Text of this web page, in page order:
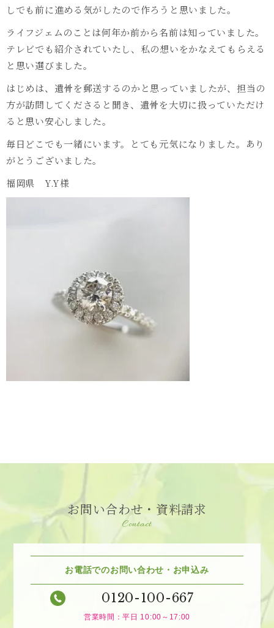
しでも前に進める気がしたので作ろうと思いました。
ライフジェムのことは何年か前から名前は知っていました。
テレビでも紹介されていたし、私の想いをかなえてもらえる
と思い選びました。
はじめは、遺骨を郵送するのかと思っていましたが、担当の
方が訪問してくださると聞き、遺骨を大切に扱っていただけ
ると思い安心しました。
毎日どこでも一緒にいます。とても元気になりました。あり
がとうございました。
福岡県 Y.Y様
お問い合わせ・資料請求
Contact
お電話でのお問い合わせ・お申込み
0120-100-667
営業時間：平日 10:00～17:00